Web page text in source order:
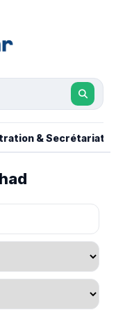
& Secrétariat